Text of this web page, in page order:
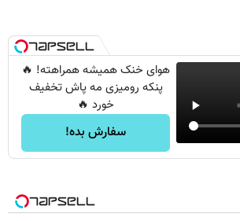
هوای خنک همیشه همراهته! 🔥
پنکه رومیزی مه پاش تخفیف
خورد 🔥
سفارش بده!